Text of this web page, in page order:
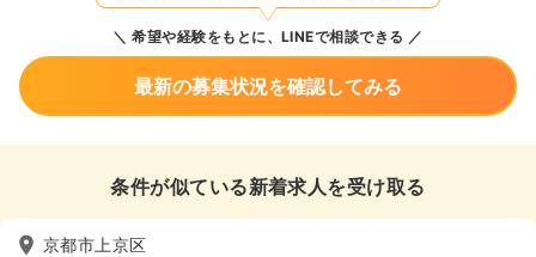
希望や経験をもとに、LINEで相談できる
最新の募集状況を確認してみる
条件が似ている新着求人を受け取る
京都市上京区